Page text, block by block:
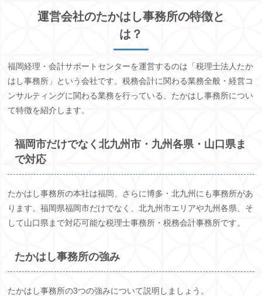
運営会社のたかはし事務所の特徴と
は？
福岡経理・会計サポートセンターを運営するのは「税理士法人たか
はし事務所」という会社です。税務会計に関わる業務全般・経営コ
ンサルティングに関わる業務を行っている、たかはし事務所につい
て特徴を紹介します。
福岡市だけでなく北九州市・九州各県・山口県ま
で対応
たかはし事務所の本社は福岡、さらに博多・北九州にも事務所があ
ります。福岡県福岡市だけでなく、北九州市エリアや九州各県、そ
して山口県まで対応可能な税理士事務所・税務会計事務所です。
たかはし事務所の強み
たかはし事務所の3つの強みについて説明しましょう。